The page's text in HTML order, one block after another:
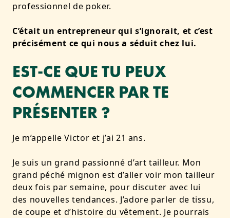
professionnel de poker.
C’était un entrepreneur qui s’ignorait, et c’est
précisément ce qui nous a séduit chez lui.
EST-CE QUE TU PEUX
COMMENCER PAR TE
PRÉSENTER ?
Je m’appelle Victor et j’ai 21 ans.
Je suis un grand passionné d’art tailleur. Mon
grand péché mignon est d’aller voir mon tailleur
deux fois par semaine, pour discuter avec lui
des nouvelles tendances. J’adore parler de tissu,
de coupe et d’histoire du vêtement. Je pourrais